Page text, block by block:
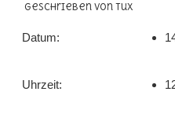
geschrieben von Tux
Datum:
Uhrzeit: